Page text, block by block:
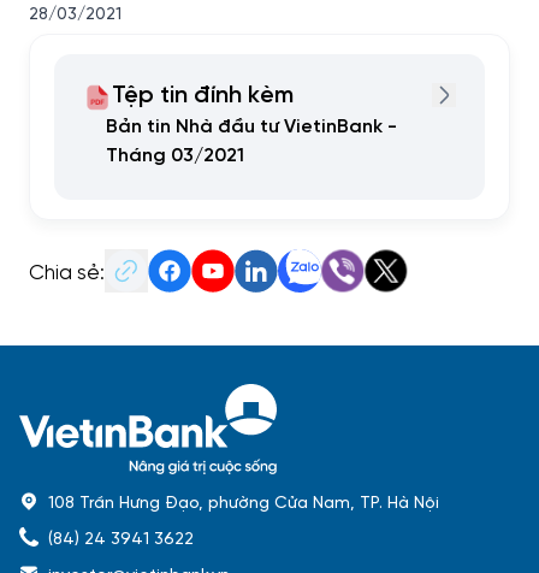
28/03/2021
Tệp tin đính kèm
Bản tin Nhà đầu tư VietinBank -
Tháng 03/2021
Chia sẻ:
108 Trần Hưng Đạo, phường Cửa Nam, TP. Hà Nội
(84) 24 3941 3622